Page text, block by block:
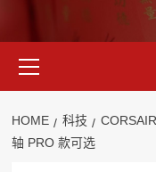
Menu
HOME 科技
轴 PRO 款可选